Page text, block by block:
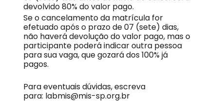
devolvido 80% do valor pago.
Se o cancelamento da matrícula for
efetuado após o prazo de 07 (sete) dias,
não haverá devolução do valor pago, mas o
participante poderá indicar outra pessoa
para sua vaga, que gozará dos 100% já
pagos.
Para eventuais dúvidas, escreva
para: labmis@mis-sp.org.br